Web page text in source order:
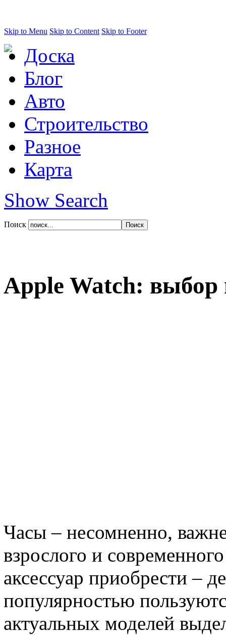
Skip to Menu Skip to Content Skip to Footer
Доска
Блог
Авто
Строительство
Разное
Карта
Show Search
Поиск
Apple Watch: выбор
Часы – несомненно,
взрослого и
аксессуар приобрести –
популярностью
актуальных моделей